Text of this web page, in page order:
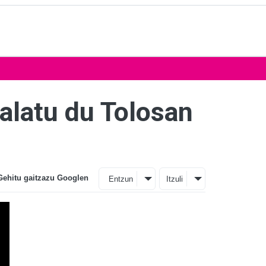
du Tolosan
gaitzazu Googlen Entzun Itzuli